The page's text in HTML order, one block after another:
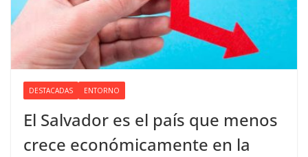
DESTACADAS ENTORNO
El Salvador es el país que menos
crece económicamente en la